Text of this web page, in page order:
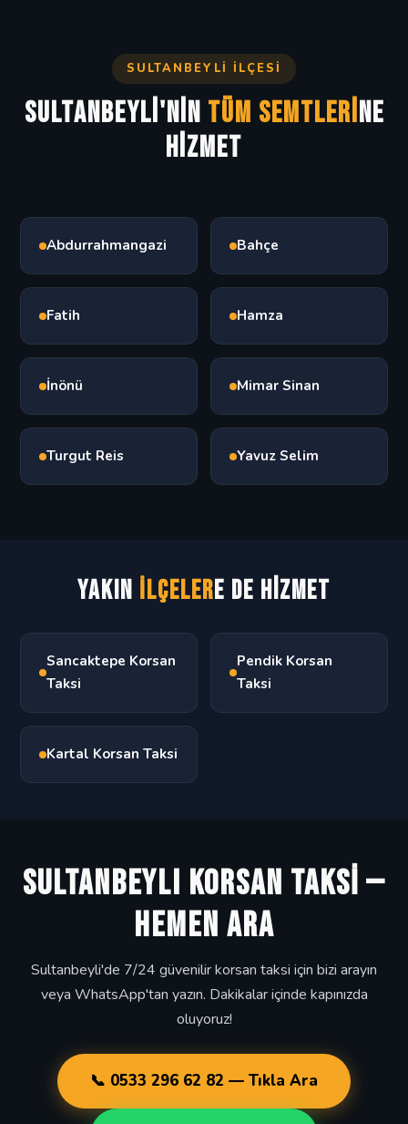
SULTANBEYLI İLÇESI
Sultanbeyli'nin Tüm Semtlerine
Hizmet
Abdurrahmangazi Bahçe
Fatih Hamza
İnönü Mimar Sinan
Turgut Reis Yavuz Selim
Yakın İlçelere de Hizmet
Sancaktepe Korsan
Taksi
Pendik Korsan
Taksi
Kartal Korsan Taksi
SULTANBEYLI KORSAN TAKSİ —
HEMEN ARA
Sultanbeyli'de 7/24 güvenilir korsan taksi için bizi arayın
veya WhatsApp'tan yazın. Dakikalar içinde kapınızda
oluyoruz!
📞 0533 296 62 82 — Tıkla Ara